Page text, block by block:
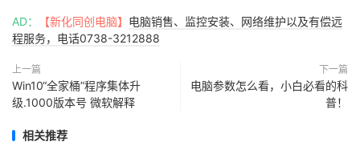
AD： 【新化同创电脑】 电脑销售、监控安装、网络维护以及有偿远
程服务，电话0738-3212888
上一篇
Win10“全家桶”程序集体升
级.1000版本号 微软解释
下一篇
电脑参数怎么看，小白必看的科
普！
相关推荐